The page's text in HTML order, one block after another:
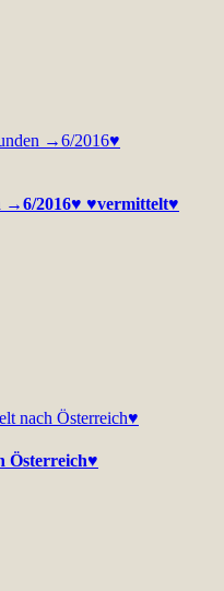
→6/2016♥ ♥vermittelt♥
Österreich♥